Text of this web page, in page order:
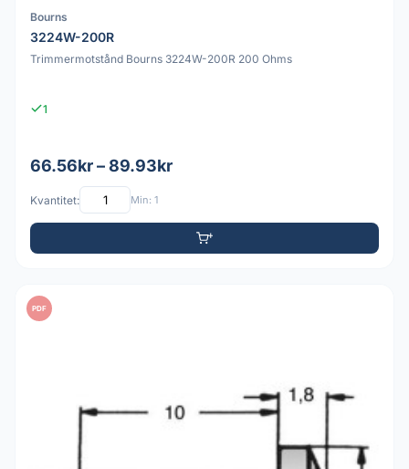
Bourns
3224W-200R
Trimmermotstånd Bourns 3224W-200R 200 Ohms
1
66.56kr – 89.93kr
Kvantitet: Min: 1
PDF